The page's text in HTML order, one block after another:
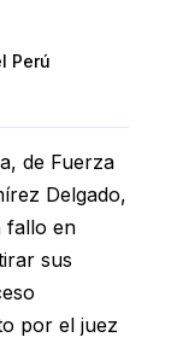
Perú
de Fuerza
Delgado,
fallo en
sus
por el juez